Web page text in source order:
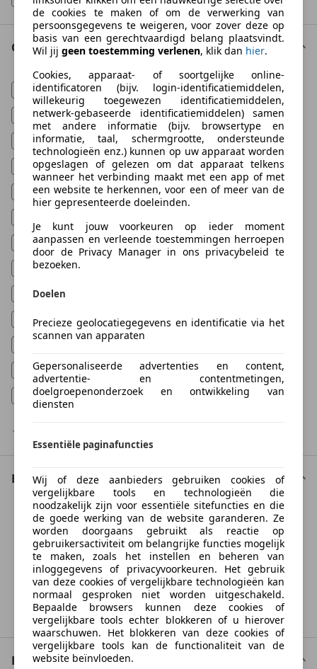
Opties
4x4 (35.230)
ABS (211.168)
Adaptieve Cruise Control (88.732
Airconditioning (212.468)
Automatische klimaatregeling ( 156.474)
Elektrische ramen (195.167)
LED verlichting
Multifunctioneel stuurwiel
Navigatiesysteem (154.062)
Stoelverwarming
Trekhaak (52.505
Xenon verlichting (16.508)
Exterieur
Something went wrong
We're sorry, but something unexpected happened.
Please try again or refresh the page.
Try Again
Bekleding
de cookies te maken of om de verwerking van
persoonsgegevens te weigeren, voor zover deze op
basis van een gerechtvaardigd belang plaatsvindt.
Wil jij geen toestemming verlenen, klik dan hier.
Cookies, apparaat- of soortgelijke online-
identificatoren (bijv. login-identificatiemiddelen,
willekeurig toegewezen identificatiemiddelen,
netwerk-gebaseerde identificatiemiddelen) samen
met andere informatie (bijv. browsertype en
informatie, taal, schermgrootte, ondersteunde
technologieën enz.) kunnen op uw apparaat worden
opgeslagen of gelezen om dat apparaat telkens
wanneer het verbinding maakt met een app of met
een website te herkennen, voor een of meer van de
hier gepresenteerde doeleinden.
Je kunt jouw voorkeuren op ieder moment
aanpassen en verleende toestemmingen herroepen
door de Privacy Manager in ons privacybeleid te
bezoeken.
Doelen
Precieze geolocatiegegevens en identificatie via het
scannen van apparaten
Gepersonaliseerde advertenties en content,
advertentie- en contentmetingen,
doelgroepenonderzoek en ontwikkeling van
diensten
Essentiële paginafuncties
Wij of deze aanbieders gebruiken cookies of
vergelijkbare tools en technologieën die
noodzakelijk zijn voor essentiële sitefuncties en die
de goede werking van de website garanderen. Ze
worden doorgaans gebruikt als reactie op
gebruikersactiviteit om belangrijke functies mogelijk
te maken, zoals het instellen en beheren van
inloggegevens of privacyvoorkeuren. Het gebruik
van deze cookies of vergelijkbare technologieën kan
normaal gesproken niet worden uitgeschakeld.
Bepaalde browsers kunnen deze cookies of
vergelijkbare tools echter blokkeren of u hierover
waarschuwen. Het blokkeren van deze cookies of
vergelijkbare tools kan de functionaliteit van de
website beïnvloeden.